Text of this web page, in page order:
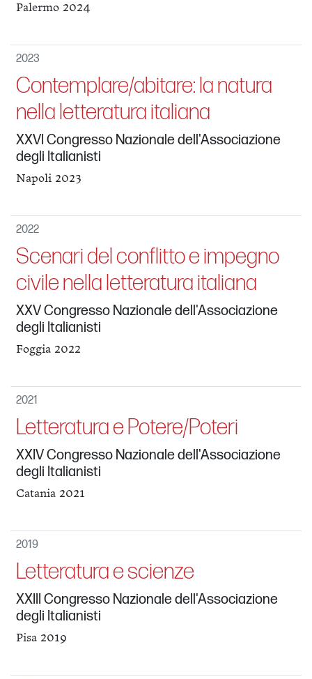
Palermo 2024
2023
Contemplare/abitare: la natura
nella letteratura italiana
XXVI Congresso Nazionale dell'Associazione
degli Italianisti
Napoli 2023
2022
Scenari del conflitto e impegno
civile nella letteratura italiana
XXV Congresso Nazionale dell'Associazione
degli Italianisti
Foggia 2022
2021
Letteratura e Potere/Poteri
XXIV Congresso Nazionale dell'Associazione
degli Italianisti
Catania 2021
2019
Letteratura e scienze
XXIII Congresso Nazionale dell'Associazione
degli Italianisti
Pisa 2019